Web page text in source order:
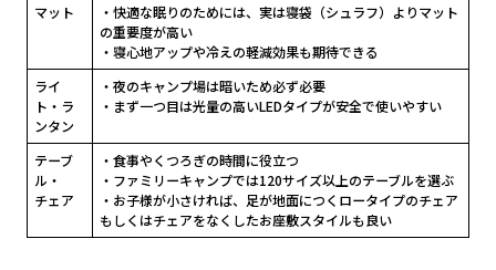
マット
・快適な眠りのためには、実は寝袋（シュラフ）よりマット
の重要度が高い
・寝心地アップや冷えの軽減効果も期待できる
ライ
ト・ラ
ンタン
・夜のキャンプ場は暗いため必ず必要
・まず一つ目は光量の高いLEDタイプが安全で使いやすい
テーブ
ル・
チェア
・食事やくつろぎの時間に役立つ
・ファミリーキャンプでは120サイズ以上のテーブルを選ぶ
・お子様が小さければ、足が地面につくロータイプのチェア
もしくはチェアをなくしたお座敷スタイルも良い